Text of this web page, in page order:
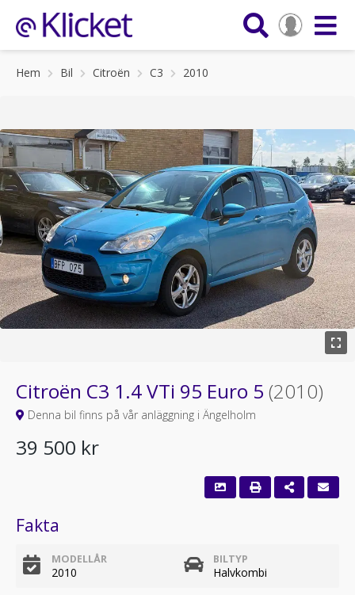
Hem Bil Citroën C3 2010
Citroën C3 1.4 VTi 95 Euro 5 (2010)
Denna bil finns på vår anläggning i Ängelholm
39 500 kr
Fakta
MODELLÅR
2010
BILTYP
Halvkombi